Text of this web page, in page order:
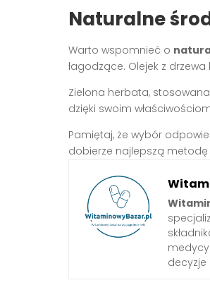
Naturalne
Warto wspomnieć o
łagodzące. Olejek z
Zielona herbata,
dzięki swoim
Pamiętaj, że wybór
dobierze najlepszą